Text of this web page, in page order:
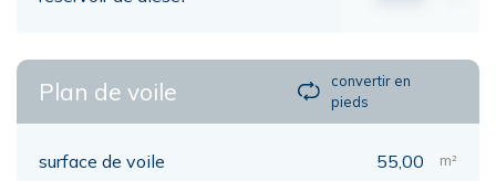
Plan de voile
convertir en
pieds
surface de voile 55,00 m²